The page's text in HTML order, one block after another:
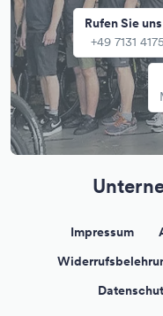
Rufen Sie
+49 7131
Impressum